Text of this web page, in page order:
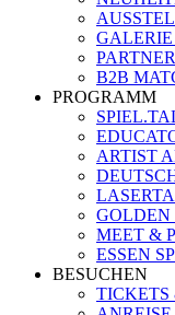
GALERIE
B2B
PROGRAMM
ARTIST
GOLDEN
MEET &
ESSEN
BESUCHEN
TICKETS